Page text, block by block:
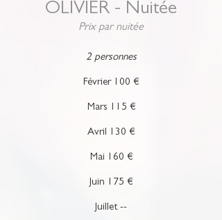
OLIVIER - Nuitée
Prix par nuitée
2 personnes
Février 100 €
Mars 115 €
Avril 130 €
Mai 160 €
Juin 175 €
Juillet --